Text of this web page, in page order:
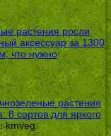
растения росли
аксессуар за 1300
что нужно
растения
8 сортов для яркого
kmveg